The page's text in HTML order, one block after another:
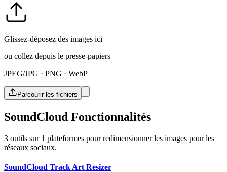
Glissez-déposez des images ici
ou collez depuis le presse-papiers
JPEG/JPG · PNG · WebP
Parcourir les fichiers
SoundCloud Fonctionnalités
3 outils sur 1 plateformes pour redimensionner les images pour les
réseaux sociaux.
SoundCloud Track Art Resizer